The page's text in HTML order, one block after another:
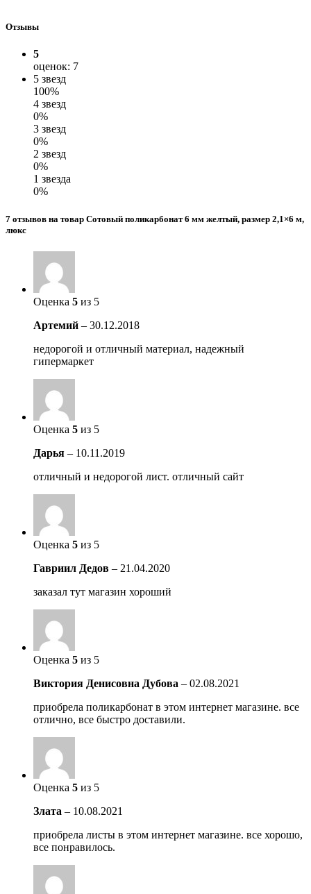
Отзывы
5
оценок: 7
5 звезд
100%
4 звезд
0%
3 звезд
0%
2 звезд
0%
1 звезда
0%
7 отзывов на товар Сотовый поликарбонат 6 мм желтый, размер 2,1×6 м,
люкс
Оценка 5 из 5
Артемий – 30.12.2018
недорогой и отличный материал, надежный
гипермаркет
Оценка 5 из 5
Дарья – 10.11.2019
отличный и недорогой лист. отличный сайт
Оценка 5 из 5
Гавриил Дедов – 21.04.2020
заказал тут магазин хороший
Оценка 5 из 5
Виктория Денисовна Дубова – 02.08.2021
приобрела поликарбонат в этом интернет магазине. все
отлично, все быстро доставили.
Оценка 5 из 5
Злата – 10.08.2021
приобрела листы в этом интернет магазине. все хорошо,
все понравилось.